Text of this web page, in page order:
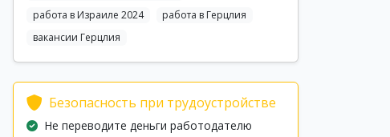
работа в Израиле 2024
работа в Герцлия
вакансии Герцлия
Безопасность при трудоустройстве
Не переводите деньги работодателю